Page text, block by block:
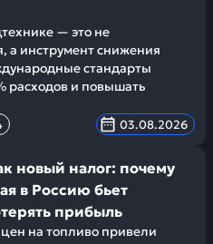
— это не
а инструмент снижения
стандарты
расходов и повышать
03.08.2026
новый налог: почему
в Россию бьет
прибыль
на топливо привели